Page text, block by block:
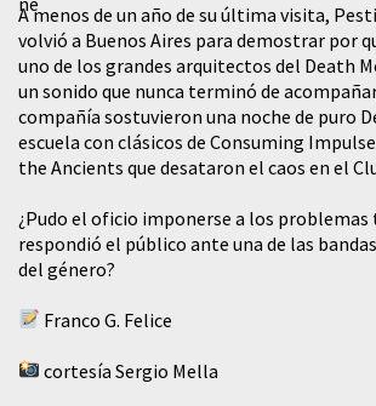
A menos de un año de su última visita,
volvió a Buenos Aires para demostrar por
uno de los grandes arquitectos del Death
un sonido que nunca terminó de
compañía sostuvieron una noche de puro
escuela con clásicos de Consuming
the Ancients que desataron el caos en el
¿Pudo el oficio imponerse a los problemas
respondió el público ante una de las
del género?
Franco G. Felice
cortesía Sergio Mella